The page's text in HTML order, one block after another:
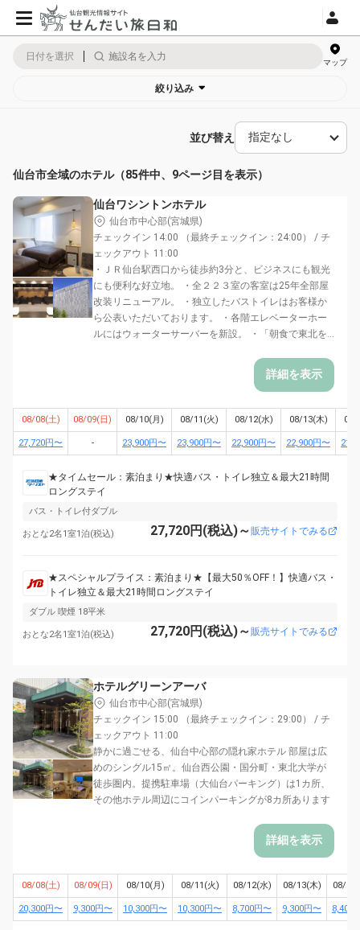
日付を選択
マップ
絞り込み
並び替え
仙台市全域のホテル（85件中、9ページ目を表示）
仙台ワシントンホテル
仙台市中心部(宮城県)
チェックイン 14:00 （最終チェックイン：24:00） / チ
ェックアウト 11:00
・ＪＲ仙台駅西口から徒歩約3分と、ビジネスにも観光
にも便利な好立地。 ・全２２３室の客室は25年全部屋
改装リニューアル。 ・独立したバストイレはお客様か
ら公表いただいております。 ・各階エレベーターホー
ルにはウォーターサーバーを新設。 ・「朝食で東北を...
詳細を表示
08/08(土) 08/09(日) 08/10(月) 08/11(火) 08/12(水) 08/13(木) 08/
27,720円〜 - 23,900円〜 23,900円〜 22,900円〜 22,900円〜
★タイムセール：素泊まり★快適バス・トイレ独立＆最大21時間
ロングステイ
バス・トイレ付ダブル
おとな2名1室1泊(税込) 27,720円(税込)～販売サイトでみる
★スペシャルプライス：素泊まり★【最大50％OFF！】快適バス・
トイレ独立＆最大21時間ロングステイ
ダブル 喫煙 18平米
おとな2名1室1泊(税込) 27,720円(税込)～販売サイトでみる
ホテルグリーンアーバ
仙台市中心部(宮城県)
チェックイン 15:00 （最終チェックイン：29:00） / チ
ェックアウト 11:00
静かに過ごせる、仙台中心部の隠れ家ホテル 部屋は広
めのシングル15㎡。仙台西公園・国分町・東北大学が
徒歩圏内。提携駐車場（大仙台パーキング）は1カ所、
その他ホテル周辺にコインパーキングが8カ所あります
詳細を表示
08/08(土) 08/09(日) 08/10(月) 08/11(火) 08/12(水) 08/13(木) 08/
20,300円〜 9,300円〜 10,300円〜 10,300円〜 8,700円〜 9,300円〜 8,400